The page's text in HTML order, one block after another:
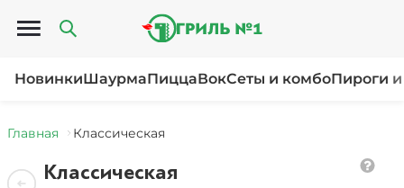
Открыть меню
НовинкиШаурмаПиццаВокСеты и комбоПироги
Главная Классическая
Классическая